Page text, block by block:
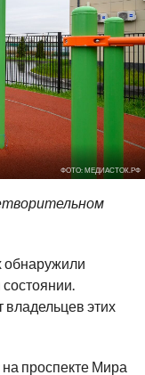
ФОТО: МЕДИАСТОК.РФ
обнаружили
этих
проспекте Мира